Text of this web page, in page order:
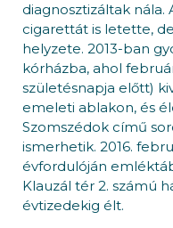
diagnosztizáltak nála.
cigarettát is letette,
helyzete. 2013-ban
kórházba, ahol
születésnapja előtt)
emeleti ablakon, és
Szomszédok című
ismerhetik. 2016.
évfordulóján
Klauzál tér 2. számú
évtizedekig élt.